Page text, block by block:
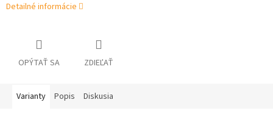
Detailné informácie
OPÝTAŤ SA ZDIEĽAŤ
Varianty Popis Diskusia